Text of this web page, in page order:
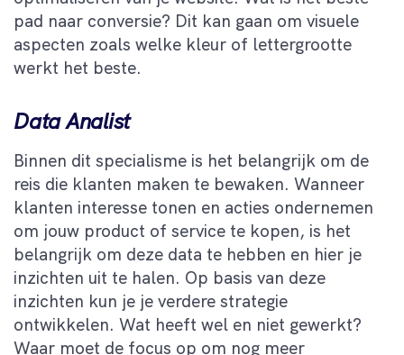
pad naar conversie? Dit kan gaan om visuele
aspecten zoals welke kleur of lettergrootte
werkt het beste.
Data Analist
Binnen dit specialisme is het belangrijk om de
reis die klanten maken te bewaken. Wanneer
klanten interesse tonen en acties ondernemen
om jouw product of service te kopen, is het
belangrijk om deze data te hebben en hier je
inzichten uit te halen. Op basis van deze
inzichten kun je je verdere strategie
ontwikkelen. Wat heeft wel en niet gewerkt?
Waar moet de focus op om nog meer